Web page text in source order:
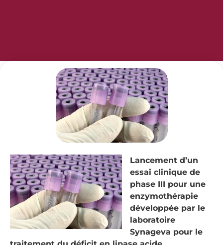
Lancement d’un
essai clinique de
phase III pour une
enzymothérapie
développée par le
laboratoire
Synageva pour le